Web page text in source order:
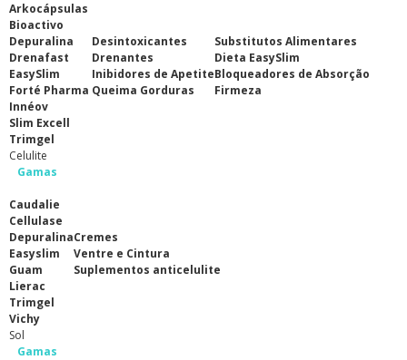
Arkocápsulas
Bioactivo
Depuralina
Drenafast
EasySlim
Forté Pharma
Innéov
Slim Excell
Trimgel
Desintoxicantes
Drenantes
Inibidores de Apetite
Queima Gorduras
Substitutos Alimentares
Dieta EasySlim
Bloqueadores de Absorção
Firmeza
Celulite
Gamas
Caudalie
Cellulase
Depuralina
Easyslim
Guam
Lierac
Trimgel
Vichy
Cremes
Ventre e Cintura
Suplementos anticelulite
Sol
Gamas